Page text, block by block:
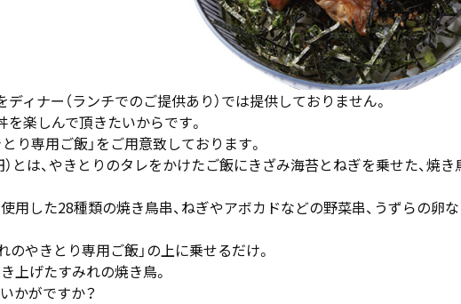
ィナー（ランチでのご提供あり）では提供しておりません。
楽しんで頂きたいからです。
り専用ご飯」をご用意致しております。
）とは、やきとりのタレをかけたご飯にきざみ海苔とねぎを乗せた、
用した28種類の焼き鳥串、ねぎやアボカドなどの野菜串、うずらの卵
のやきとり専用ご飯」の上に乗せるだけ。
上げたすみれの焼き鳥。
かがですか？